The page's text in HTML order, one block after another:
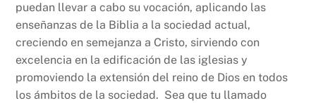
puedan llevar a cabo su vocación, aplicando las
enseñanzas de la Biblia a la sociedad actual,
creciendo en semejanza a Cristo, sirviendo con
excelencia en la edificación de las iglesias y
promoviendo la extensión del reino de Dios en todos
los ámbitos de la sociedad. Sea que tu llamado